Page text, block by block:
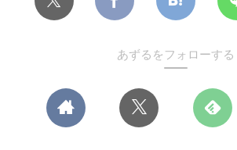
あずるをフォローする